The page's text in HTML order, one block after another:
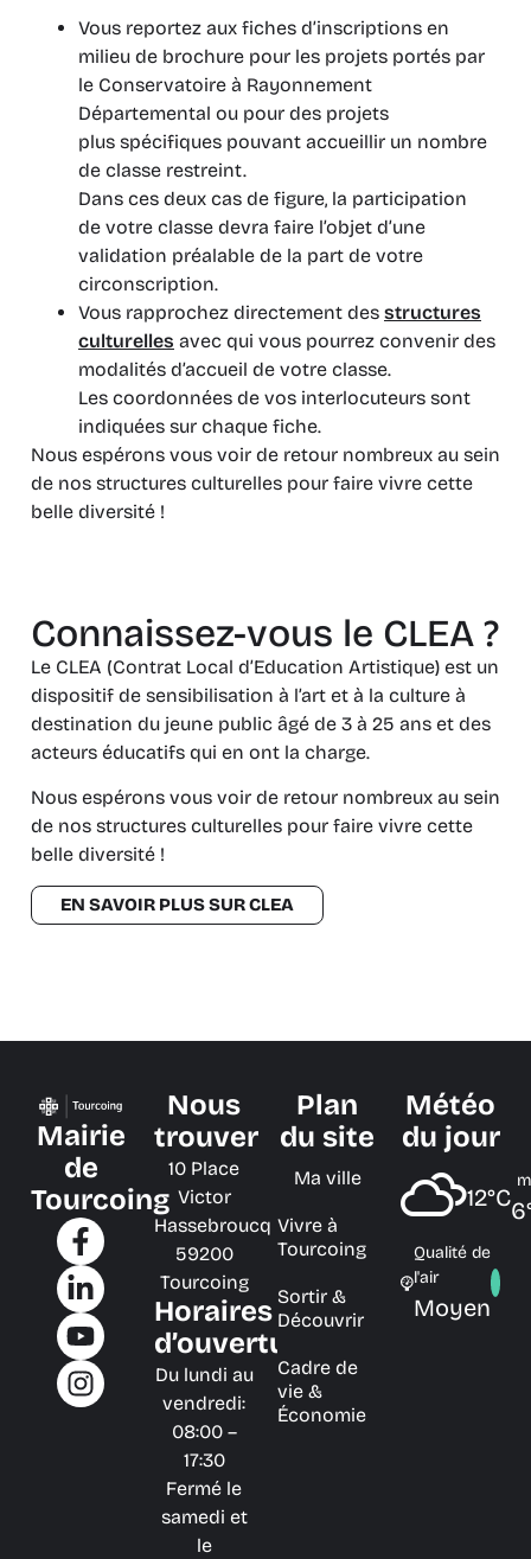
Vous reportez aux fiches d’inscriptions en
milieu de brochure pour les projets portés par
le Conservatoire à Rayonnement
Départemental ou pour des projets
plus spécifiques pouvant accueillir un nombre
de classe restreint.
Dans ces deux cas de figure, la participation
de votre classe devra faire l’objet d’une
validation préalable de la part de votre
circonscription.
Vous rapprochez directement des structures
culturelles avec qui vous pourrez convenir des
modalités d’accueil de votre classe.
Les coordonnées de vos interlocuteurs sont
indiquées sur chaque fiche.
Nous espérons vous voir de retour nombreux au sein
de nos structures culturelles pour faire vivre cette
belle diversité !
Connaissez-vous le CLEA ?
Le CLEA (Contrat Local d’Education Artistique) est un
dispositif de sensibilisation à l’art et à la culture à
destination du jeune public âgé de 3 à 25 ans et des
acteurs éducatifs qui en ont la charge.
Nous espérons vous voir de retour nombreux au sein
de nos structures culturelles pour faire vivre cette
belle diversité !
EN SAVOIR PLUS SUR CLEA
Mairie
de
Tourcoing
Nous
trouver
10 Place
Victor
Hassebroucq
59200
Tourcoing
Horaires
d’ouverture
Du lundi au
vendredi:
08:00 –
17:30
Fermé le
samedi et
le
Plan
du site
Ma ville
Vivre à
Tourcoing
Sortir &
Découvrir
Cadre de
vie &
Économie
Météo
du jour
12°C
Qualité de
l'air
Moyen